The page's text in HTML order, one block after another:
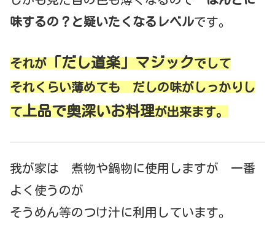
味するの？と疑いたくなるレベルです。
それが 「だし道楽」マジックでして
それくらい薄めても だしの味がしっかりし
て上品で奥深いお料理が出来ます。
我が家は 煮物や鍋物に使用しますが 一番
よく使うのが
そうめん等のつけ汁に利用しています。